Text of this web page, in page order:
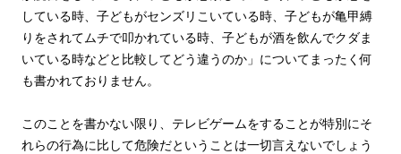
している時、子どもがセンズリこいている時、子どもが亀甲縛
りをされてムチで叩かれている時、子どもが酒を飲んでクダま
いている時などと比較してどう違うのか」についてまったく何
も書かれておりません。
このことを書かない限り、テレビゲームをすることが特別にそ
れらの行為に比して危険だということは一切言えないでしょう